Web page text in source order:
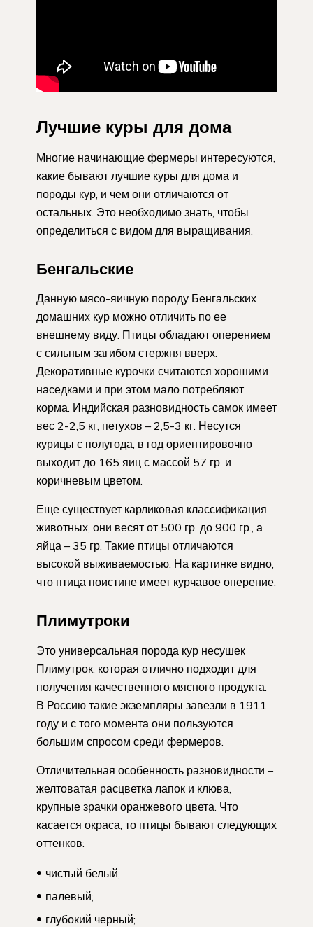
Лучшие куры для дома
Многие начинающие фермеры интересуются,
какие бывают лучшие куры для дома и
породы кур, и чем они отличаются от
остальных. Это необходимо знать, чтобы
определиться с видом для выращивания.
Бенгальские
Данную мясо-яичную породу Бенгальских
домашних кур можно отличить по ее
внешнему виду. Птицы обладают оперением
с сильным загибом стержня вверх.
Декоративные курочки считаются хорошими
наседками и при этом мало потребляют
корма. Индийская разновидность самок имеет
вес 2-2,5 кг, петухов – 2,5-3 кг. Несутся
курицы с полугода, в год ориентировочно
выходит до 165 яиц с массой 57 гр. и
коричневым цветом.
Еще существует карликовая классификация
животных, они весят от 500 гр. до 900 гр., а
яйца – 35 гр. Такие птицы отличаются
высокой выживаемостью. На картинке видно,
что птица поистине имеет курчавое оперение.
Плимутроки
Это универсальная порода кур несушек
Плимутрок, которая отлично подходит для
получения качественного мясного продукта.
В Россию такие экземпляры завезли в 1911
году и с того момента они пользуются
большим спросом среди фермеров.
Отличительная особенность разновидности –
желтоватая расцветка лапок и клюва,
крупные зрачки оранжевого цвета. Что
касается окраса, то птицы бывают следующих
оттенков:
чистый белый;
палевый;
глубокий черный;